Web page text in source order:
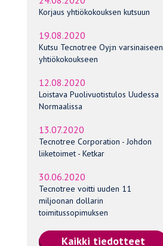
Korjaus yhtiökokouksen kutsuun
19.08.2020
Kutsu Tecnotree Oyj:n varsinaiseen
yhtiökokoukseen
12.08.2020
Loistava Puolivuotistulos Uudessa
Normaalissa
13.07.2020
Tecnotree Corporation - Johdon
liiketoimet - Ketkar
30.06.2020
Tecnotree voitti uuden 11
miljoonan dollarin
toimitussopimuksen